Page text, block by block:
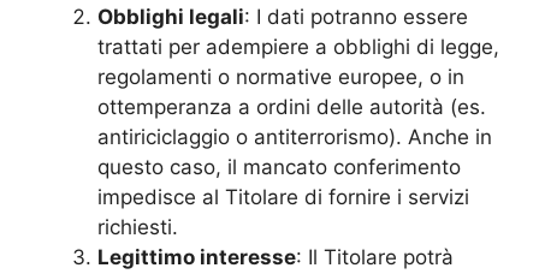
Obblighi legali: I dati potranno essere
trattati per adempiere a obblighi di legge,
regolamenti o normative europee, o in
ottemperanza a ordini delle autorità (es.
antiriciclaggio o antiterrorismo). Anche in
questo caso, il mancato conferimento
impedisce al Titolare di fornire i servizi
richiesti.
Legittimo interesse: Il Titolare potrà